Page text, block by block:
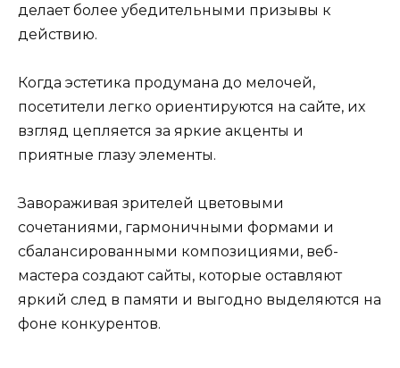
делает более убедительными призывы к
действию.
Когда эстетика продумана до мелочей,
посетители легко ориентируются на сайте, их
взгляд цепляется за яркие акценты и
приятные глазу элементы.
Завораживая зрителей цветовыми
сочетаниями, гармоничными формами и
сбалансированными композициями, веб-
мастера создают сайты, которые оставляют
яркий след в памяти и выгодно выделяются на
фоне конкурентов.